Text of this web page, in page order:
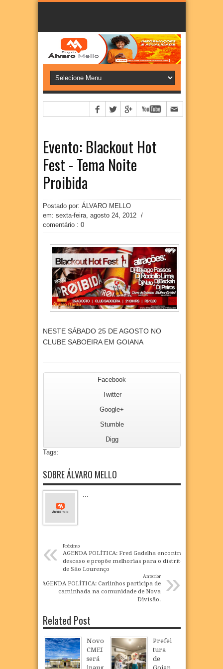
Evento: Blackout Hot
Fest - Tema Noite
Proibida
Postado por: ÁLVARO MELLO
em: sexta-feira, agosto 24, 2012
/
comentário : 0
NESTE SÁBADO 25 DE AGOSTO NO
CLUBE SABOEIRA EM GOIANA
Facebook
Twitter
Google+
Stumble
Digg
Tags:
SOBRE ÁLVARO MELLO
...
« Próximo
AGENDA POLÍTICA: Fred Gadelha encontra
descaso e propõe melhorias para o distrito
de São Lourenço
»
Anterior
AGENDA POLÍTICA: Carlinhos participa de
caminhada na comunidade de Nova
Divisão.
Related Post
Novo
CMEI
será
Prefei
tura
de